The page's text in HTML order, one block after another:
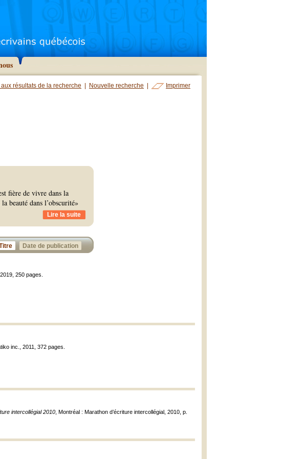
aux résultats de la recherche Nouvelle recherche Imprimer
fière de vivre dans la
beauté dans l’obscurité»
Lire la suite
Date de publication
250 pages.
inc., 2011, 372 pages.
intercollégial 2010 , Montréal : Marathon d’écriture intercollégial, 2010, p.